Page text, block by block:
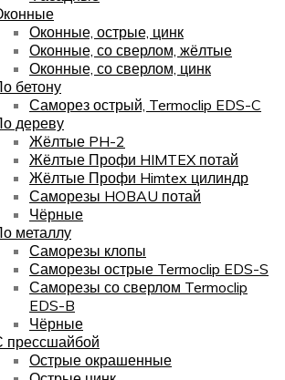
Оконные, острые, цинк
Оконные, со сверлом, жёлтые
Оконные, со сверлом, цинк
бетону
Саморез острый, Termoclip EDS-C
дереву
Жёлтые PH-2
Жёлтые Профи HIMTEX потай
Жёлтые Профи Himtex цилиндр
Саморезы HOBAU потай
Чёрные
металлу
Саморезы клопы
Саморезы острые Termoclip EDS-S
Саморезы со сверлом Termoclip
EDS-B
Чёрные
прессшайбой
Острые окрашенные